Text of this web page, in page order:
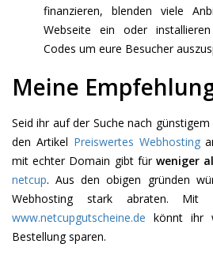
finanzieren, blenden viele
Webseite ein oder
Codes um eure Besucher
Meine
Seid ihr auf der Suche nach
den Artikel Preiswertes Webhosting
mit echter Domain gibt für weniger
netcup. Aus den obigen gründen
Webhosting stark abraten. Mit
www.netcupgutscheine.de könnt ihr
Bestellung sparen.